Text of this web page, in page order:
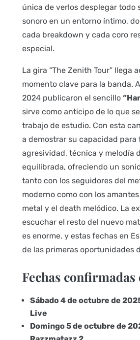
única de verlos desplegar todo
sonoro en un entorno íntimo,
cada breakdown y cada coro
especial.
La gira “The Zenith Tour” llega
momento clave para la banda.
2024 publicaron el sencillo
sirve como anticipo de lo que
trabajo de estudio. Con esta
a demostrar su capacidad para
agresividad, técnica y melodía
equilibrada, ofreciendo un
tanto con los seguidores del
moderno como con los
metal y el death melódico. La
escuchar el resto del nuevo
es enorme, y estas fechas en
de las primeras oportunidades
Fechas confirmadas
Sábado 4 de octubre de
Live
Domingo 5 de octubre de